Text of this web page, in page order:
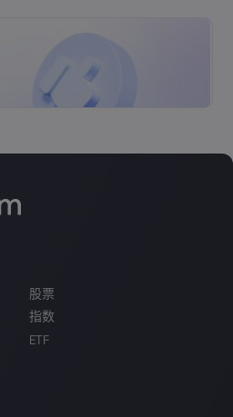
股票
指数
ETF